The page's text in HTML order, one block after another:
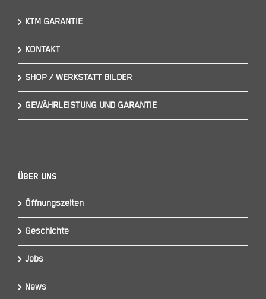
KTM GARANTIE
KONTAKT
SHOP / WERKSTATT BILDER
GEWÄHRLEISTUNG UND GARANTIE
Über Uns
Öffnungszeiten
Geschichte
Jobs
News